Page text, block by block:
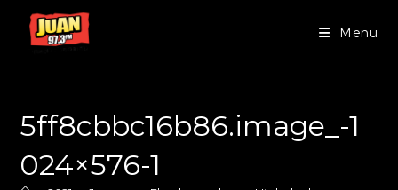
Menu
5ff8cbbc16b86.image_-1
024×576-1